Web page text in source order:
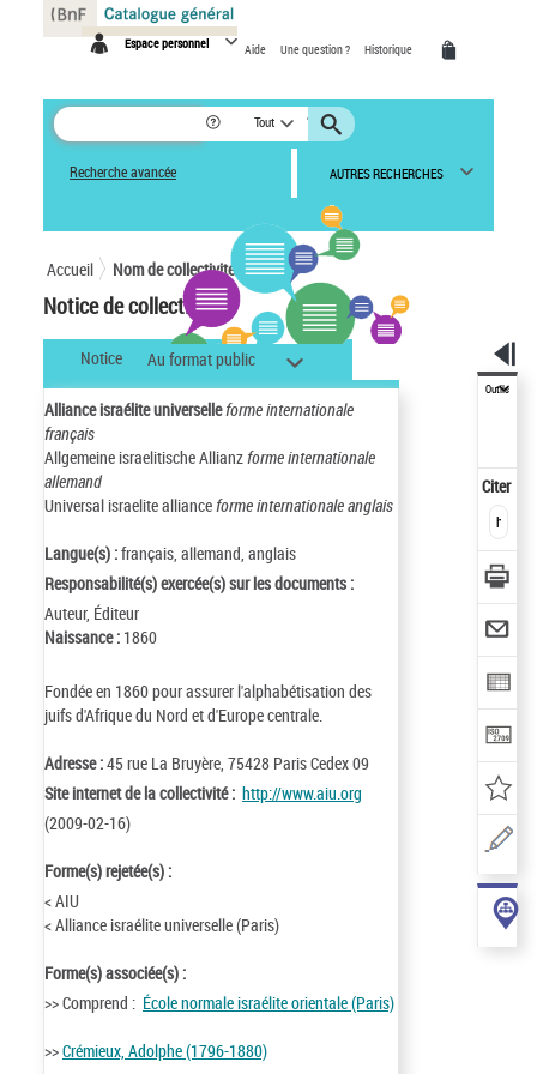
Espace personnel Aide Une question ? Historique
Tout
Recherche avancée AUTRES RECHERCHES
Accueil Nom de collectivité
Notice de collectivité
Notice Au format public
Alliance israélite universelleforme internationale
français
Allgemeine israelitische Allianzforme internationale
allemand
Universal israelite allianceforme internationale anglais
Langue(s) :français, allemand, anglais
Responsabilité(s) exercée(s) sur les documents :
Auteur, Éditeur
Naissance : 1860
Fondée en 1860 pour assurer l'alphabétisation des
juifs d'Afrique du Nord et d'Europe centrale.
Adresse :45 rue La Bruyère, 75428 Paris Cedex 09
Site internet de la collectivité : http://www.aiu.org
(2009-02-16)
Forme(s) rejetée(s) :
< AIU
< Alliance israélite universelle (Paris)
Forme(s) associée(s) :
>> Comprend : École normale israélite orientale (Paris)
>>Crémieux, Adolphe (1796-1880)
Outils
Citer
Panneau de gestion des cookies